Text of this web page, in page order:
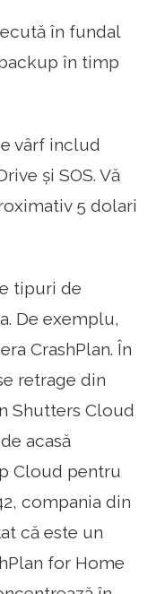
în fundal
în timp
vârf includ
și SOS. Vă
5 dolari
tipuri de
De exemplu,
CrashPlan. În
retrage din
Shutters Cloud
acasă
Cloud pentru
compania din
că este un
for Home